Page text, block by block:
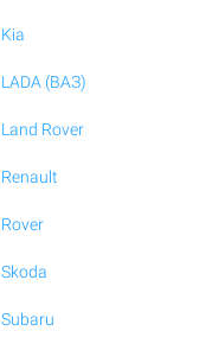
Kia
LADA (ВАЗ)
Land Rover
Renault
Rover
Skoda
Subaru